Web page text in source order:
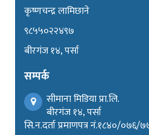
कृष्णचन्द्र लामिछाने
९८५५०२२४९७
बीरगंज १४, पर्सा
सम्पर्क
सीमाना मिडिया प्रा.लि.
बीरगंज १४, पर्सा
सि.न.दर्ता प्रमाणपत्र नं.१८४०/०७६/